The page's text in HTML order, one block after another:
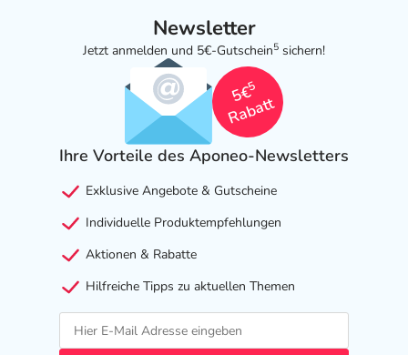
Newsletter
Jetzt anmelden und 5€-Gutschein5 sichern!
5€
5
Rabatt
Ihre Vorteile des Aponeo-Newsletters
Exklusive Angebote & Gutscheine
Individuelle Produktempfehlungen
Aktionen & Rabatte
Hilfreiche Tipps zu aktuellen Themen